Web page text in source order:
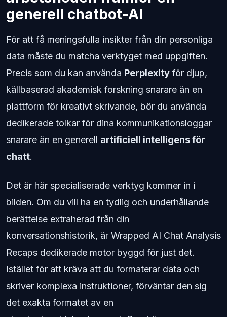
generell chatbot-AI
För att få meningsfulla insikter från din personliga
data måste du matcha verktyget med uppgiften.
Precis som du kan använda Perplexity för djup,
källbaserad akademisk forskning snarare än en
plattform för kreativt skrivande, bör du använda
dedikerade tolkar för dina kommunikationsloggar
snarare än en generell artificiell intelligens för
chatt.
Det är här specialiserade verktyg kommer in i
bilden. Om du vill ha en tydlig och underhållande
berättelse extraherad från din
konversationshistorik, är Wrapped AI Chat Analysis
Recaps dedikerade motor byggd för just det.
Istället för att kräva att du formaterar data och
skriver komplexa instruktioner, förväntar den sig
det exakta formatet av en